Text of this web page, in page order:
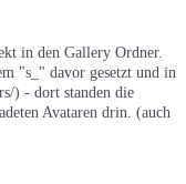
in den Gallery Ordner.
"s_" davor gesetzt und in
) - dort standen die
Avataren drin. (auch